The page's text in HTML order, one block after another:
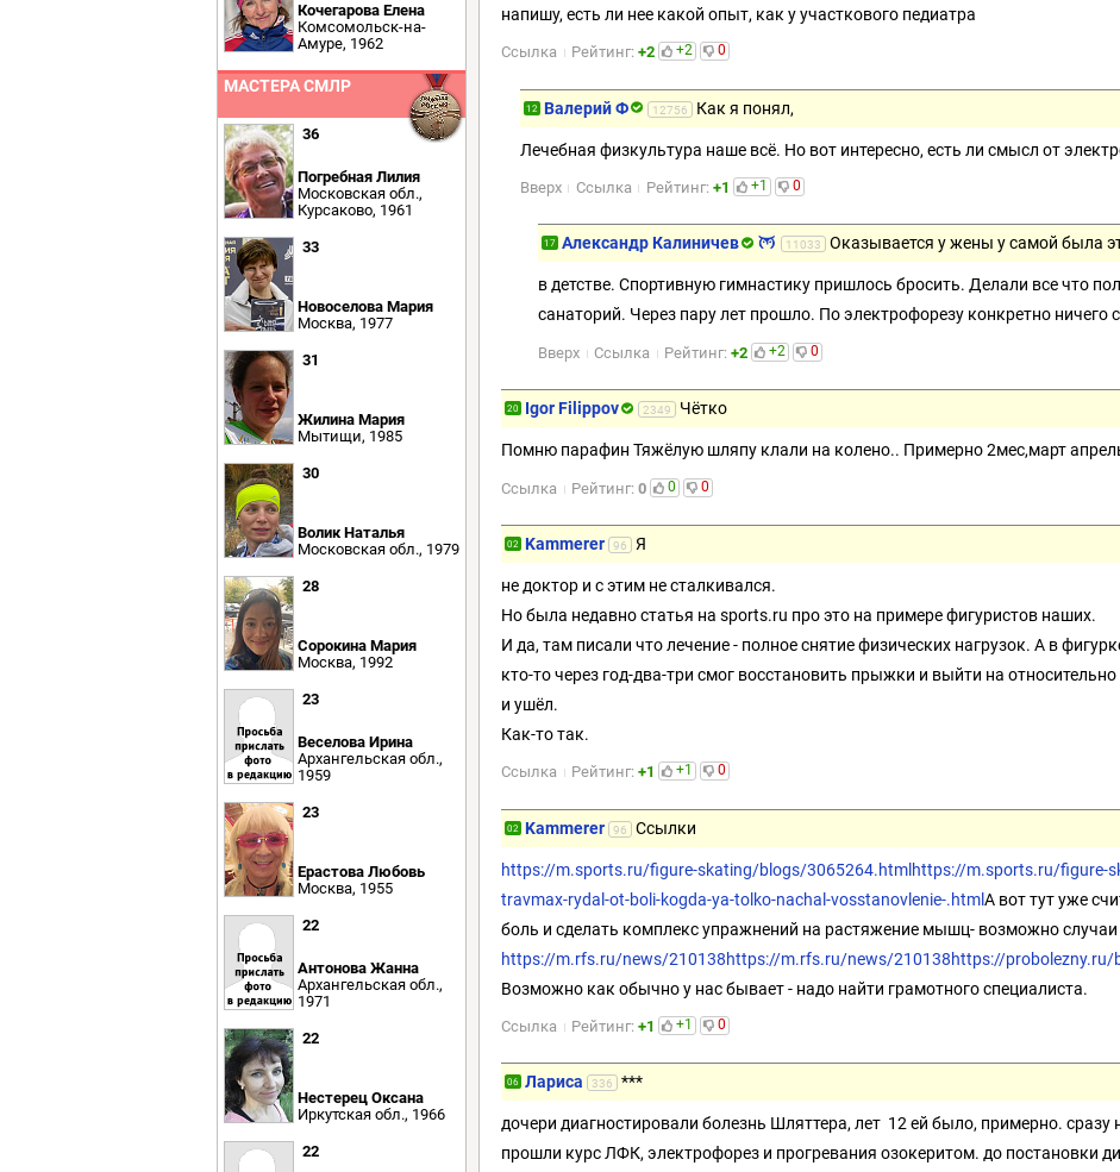
Кочегарова Елена
Комсомольск-на-
Амуре, 1962
МАСТЕРА СМЛР
36
Погребная Лилия
Московская обл.,
Курсаково, 1961
33
Новоселова Мария
Москва, 1977
31
Жилина Мария
Мытищи, 1985
30
Волик Наталья
Московская обл., 1979
28
Сорокина Мария
Москва, 1992
23
Веселова Ирина
Архангельская обл.,
1959
23
Ерастова Любовь
Москва, 1955
22
Антонова Жанна
Архангельская обл.,
1971
22
Нестерец Оксана
Иркутская обл., 1966
22
напишу, есть ли нее какой опыт, как у участкового педиатра
Ссылка Рейтинг:+2 +2 0
12 Валерий Ф 12756 Как я понял,
Лечебная физкультура наше всё. Но вот интересно, есть ли смысл от
Вверх Ссылка Рейтинг: +1 +1 0
17 Александр Калиничев 11033 Оказывается у жены у самой была
в детстве. Спортивную гимнастику пришлось бросить. Делали все что
санаторий. Через пару лет прошло. По электрофорезу конкретно ничего
Вверх Ссылка Рейтинг:+2 +2 0
20 Igor Filippov 2349 Чётко
Помню парафин Тяжёлую шляпу клали на колено.. Примерно 2мес,март
Ссылка Рейтинг:0 0 0
02 Kammerer 96 Я
не доктор и с этим не сталкивался.
Но была недавно статья на sports.ru про это на примере фигуристов наших.
И да, там писали что лечение - полное снятие физических нагрузок. А в
кто-то через год-два-три смог восстановить прыжки и выйти на
и ушёл.
Как-то так.
Ссылка Рейтинг:+1 +1 0
02 Kammerer 96 Ссылки
https://m.sports.ru/figure-skating/blogs/3065264.html https://m.sports.ru/figure-
travmax-rydal-ot-boli-kogda-ya-tolko-nachal-vosstanovlenie-.htmlА вот тут уже
боль и сделать комплекс упражнений на растяжение мышц- возможно
https://m.rfs.ru/news/210138https://m.rfs.ru/news/210138https://
Возможно как обычно у нас бывает - надо найти грамотного специалиста.
Ссылка Рейтинг:+1 +1 0
06 Лариса 336 ***
дочери диагностировали болезнь Шляттера, лет 12 ей было, примерно.
прошли курс ЛФК, электрофорез и прогревания озокеритом. до постановки